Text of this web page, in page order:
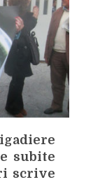
su­bi­te
scri­ve